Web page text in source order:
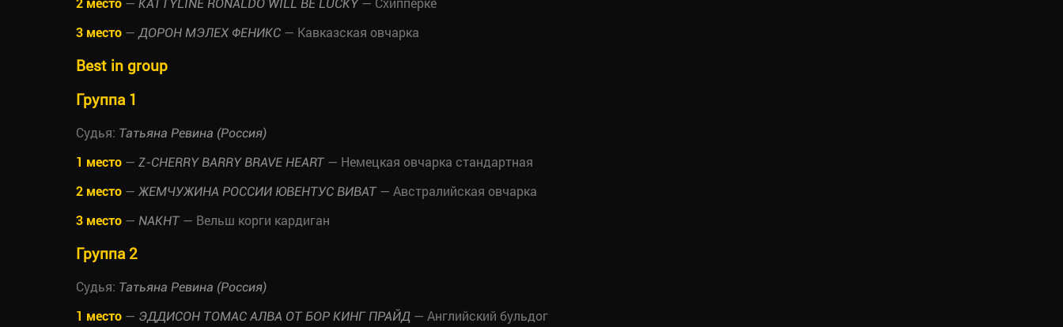
KATTYLINE RONALDO WILL BE LUCKY
3 место — ДОРОН МЭЛЕХ ФЕНИКС — Кавказская овчарка
Best in group
Группа 1
Судья: Татьяна Ревина (Россия)
1 место — Z-CHERRY BARRY BRAVE HEART— Немецкая овчарка стандартная
2 место — ЖЕМЧУЖИНА РОССИИ ЮВЕНТУС ВИВАТ— Австралийская овчарка
3 место — NAKHT— Вельш корги кардиган
Группа 2
Судья: Татьяна Ревина (Россия)
1 место — ЭДДИСОН ТОМАС АЛВА ОТ БОР КИНГ ПРАЙД — Английский бульдог